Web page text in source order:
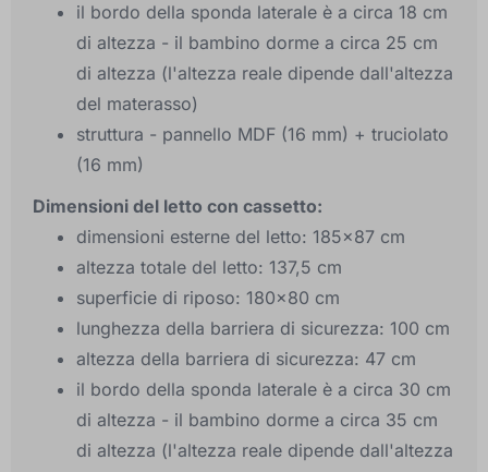
il bordo della sponda laterale è a circa 18 cm
di altezza - il bambino dorme a circa 25 cm
di altezza (l'altezza reale dipende dall'altezza
del materasso)
struttura - pannello MDF (16 mm) + truciolato
(16 mm)
Dimensioni del letto con cassetto:
dimensioni esterne del letto: 185x87 cm
altezza totale del letto: 137,5 cm
superficie di riposo: 180x80 cm
lunghezza della barriera di sicurezza: 100 cm
altezza della barriera di sicurezza: 47 cm
il bordo della sponda laterale è a circa 30 cm
di altezza - il bambino dorme a circa 35 cm
di altezza (l'altezza reale dipende dall'altezza